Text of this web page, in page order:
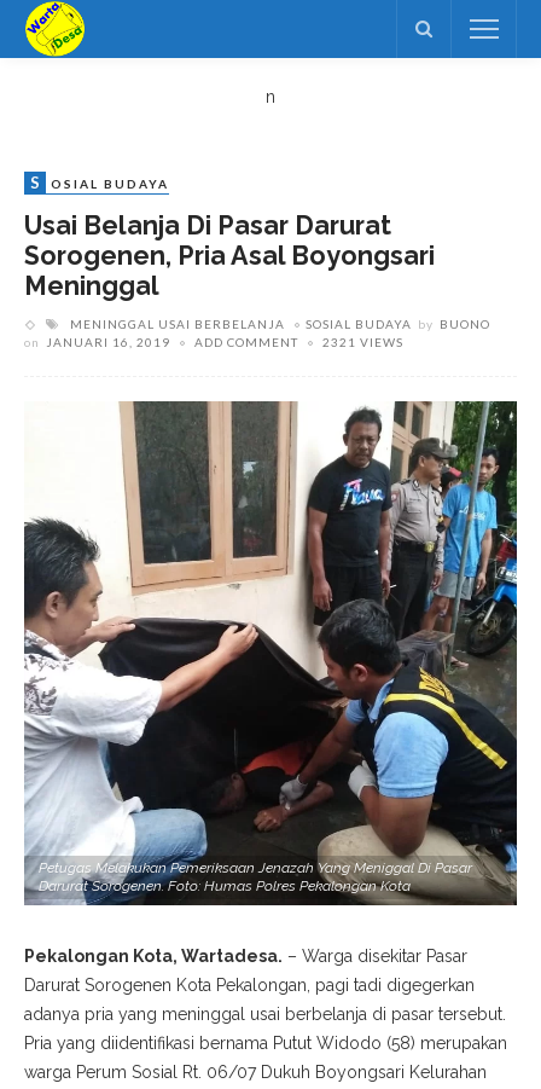
n
S OSIAL BUDAYA
Usai Belanja Di Pasar Darurat
Sorogenen, Pria Asal Boyongsari
Meninggal
MENINGGAL USAI BERBELANJA SOSIAL BUDAYA by BUONO
on
JANUARI 16, 2019 ADD COMMENT 2321 VIEWS
Petugas Melakukan Pemeriksaan Jenazah Yang Meniggal Di Pasar
Darurat Sorogenen. Foto: Humas Polres Pekalongan Kota
Pekalongan Kota, Wartadesa. – Warga disekitar Pasar
Darurat Sorogenen Kota Pekalongan, pagi tadi digegerkan
adanya pria yang meninggal usai berbelanja di pasar tersebut.
Pria yang diidentifikasi bernama Putut Widodo (58) merupakan
warga Perum Sosial Rt. 06/07 Dukuh Boyongsari Kelurahan